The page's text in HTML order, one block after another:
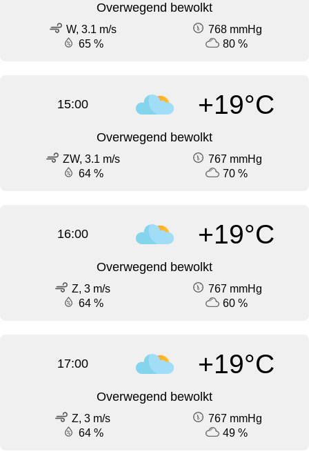
Overwegend bewolkt
W, 3.1 m/s
768 mmHg
65 %
80 %
15:00 +19°C
Overwegend bewolkt
ZW, 3.1 m/s
767 mmHg
64 %
70 %
16:00 +19°C
Overwegend bewolkt
Z, 3 m/s
767 mmHg
64 %
60 %
17:00 +19°C
Overwegend bewolkt
Z, 3 m/s
767 mmHg
64 %
49 %